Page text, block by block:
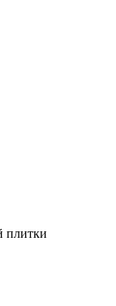
плитки